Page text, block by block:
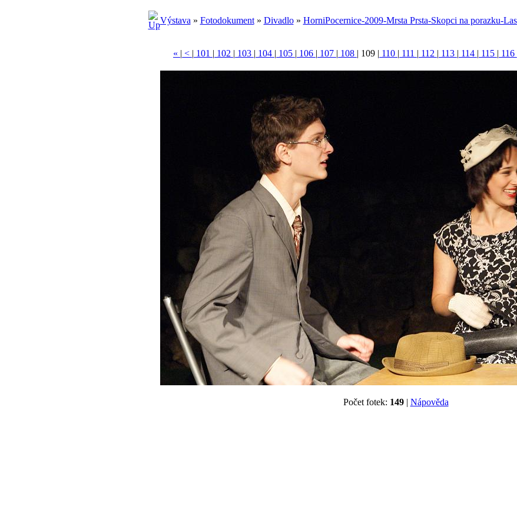
Výstava » Fotodokument» Divadlo» HorniPocernice-2009-Mrsta Prsta-Skopci na porazku-
« | < | 101 | 102 | 103 | 104 | 105 | 106 | 107 | 108 | 109 | 110 | 111 | 112 | 113 | 114 | 115 | 116
Počet fotek: 149| Nápověda